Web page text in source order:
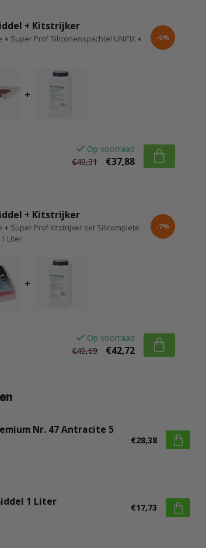
+ Kitstrijker
+ Super Prof Siliconenspachtel UNIFIX +
-6%
+
Op voorraad
€40,31
€37,88
+ Kitstrijker
+ Super Prof Kitstrijker set Silicomplete
Liter
-7%
+
Op voorraad
€45,69
€42,72
Nr. 47 Antracite 5
€28,38
1 Liter €17,73